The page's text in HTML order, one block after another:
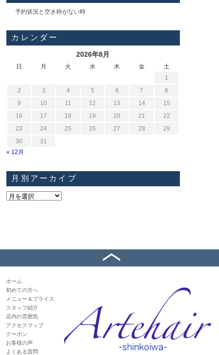
予約状況と空き枠がない時
カレンダー
2026年8月
日 月 火 水 木 金
土
1
2
3 4 5 6 7
8
9
10 11 12 13 14
15
16
17 18 19 20 21
22
23
24 25 26 27 28
29
30
31
« 12月
月別アーカイブ
ホーム
初めての方へ
メニュー＆プライス
スタッフ紹介
店内の雰囲気
アクセスマップ
クーポン
お客様の声
よくある質問